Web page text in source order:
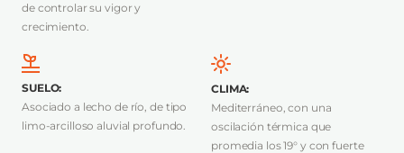
de controlar su vigor y
crecimiento.
SUELO:
Asociado a lecho de río, de tipo
limo-arcilloso aluvial profundo.
CLIMA:
Mediterráneo, con una
oscilación térmica que
promedia los 19° y con fuerte